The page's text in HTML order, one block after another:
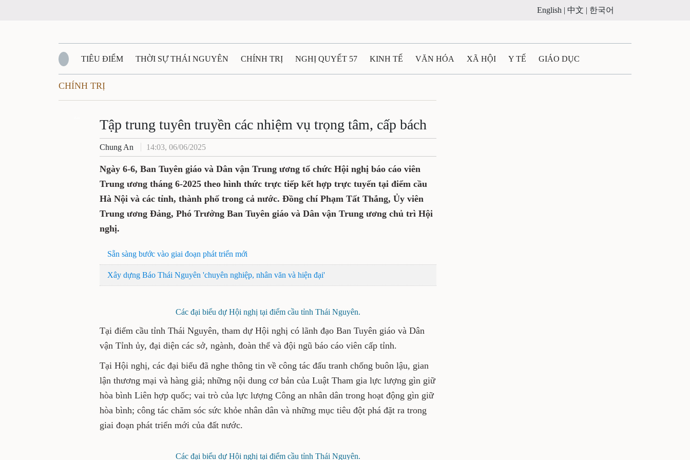
English | 中文 | 한국어
TIÊU ĐIỂM THỜI SỰ THÁI NGUYÊN CHÍNH TRỊ NGHỊ QUYẾT 57 KINH TẾ VĂN HÓA XÃ HỘI Y TẾ GIÁO DỤC
QUỐC PHÒNG - AN NINH
QUÊ HƯƠNG - ĐẤT NƯỚC QUỐC TẾ TÀI NGUYÊN - MÔI TRƯỜNG THỂ THAO THÔNG TIN - QUẢNG CÁO
VĂN BẢN, CHÍNH SÁCH MỚI VĂN NGHỆ THÁI NGUYÊN
CHÍNH TRỊ
Tập trung tuyên truyền các nhiệm vụ trọng tâm, cấp bách
Chung An 14:03, 06/06/2025
Ngày 6-6, Ban Tuyên giáo và Dân vận Trung ương tổ chức Hội nghị báo cáo viên
Trung ương tháng 6-2025 theo hình thức trực tiếp kết hợp trực tuyến tại điểm cầu
Hà Nội và các tỉnh, thành phố trong cả nước. Đồng chí Phạm Tất Thắng, Ủy viên
Trung ương Đảng, Phó Trưởng Ban Tuyên giáo và Dân vận Trung ương chủ trì Hội
nghị.
Sẵn sàng bước vào giai đoạn phát triển mới
Xây dựng Báo Thái Nguyên 'chuyên nghiệp, nhân văn và hiện đại'
Các đại biểu dự Hội nghị tại điểm cầu tỉnh Thái Nguyên.
Tại điểm cầu tỉnh Thái Nguyên, tham dự Hội nghị có lãnh đạo Ban Tuyên giáo và Dân
vận Tỉnh ủy, đại diện các sở, ngành, đoàn thể và đội ngũ báo cáo viên cấp tỉnh.
Tại Hội nghị, các đại biểu đã nghe thông tin về công tác đấu tranh chống buôn lậu, gian
lận thương mại và hàng giả; những nội dung cơ bản của Luật Tham gia lực lượng gìn giữ
hòa bình Liên hợp quốc; vai trò của lực lượng Công an nhân dân trong hoạt động gìn giữ
hòa bình; công tác chăm sóc sức khỏe nhân dân và những mục tiêu đột phá đặt ra trong
giai đoạn phát triển mới của đất nước.
Các đại biểu dự Hội nghị tại điểm cầu tỉnh Thái Nguyên.